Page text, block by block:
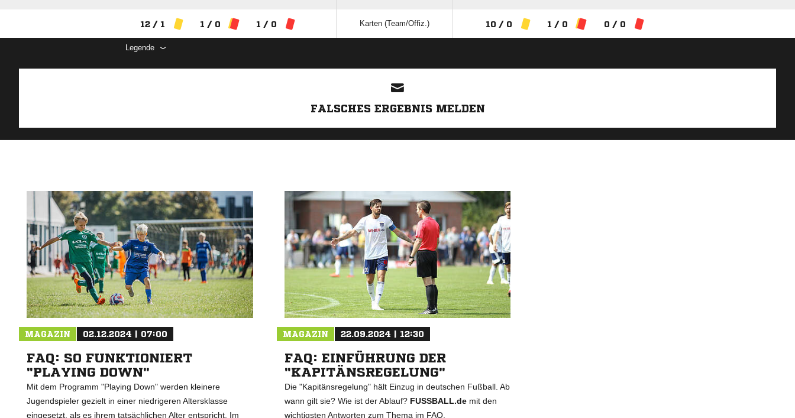
12 / 1 1 / 0 1 / 0 Karten (Team/Offiz.) 10 / 0 1 / 0 0 / 0
Legende
FALSCHES ERGEBNIS MELDEN
MAGAZIN 02.12.2024 | 07:00
FAQ: SO FUNKTIONIERT
"PLAYING DOWN"
Mit dem Programm "Playing Down" werden kleinere
Jugendspieler gezielt in einer niedrigeren Altersklasse
eingesetzt, als es ihrem tatsächlichen Alter entspricht. Im
MAGAZIN 22.09.2024 | 12:30
FAQ: EINFÜHRUNG DER
"KAPITÄNSREGELUNG"
Die "Kapitänsregelung" hält Einzug in deutschen Fußball. Ab
wann gilt sie? Wie ist der Ablauf? FUSSBALL.demit den
wichtigsten Antworten zum Thema im FAQ.